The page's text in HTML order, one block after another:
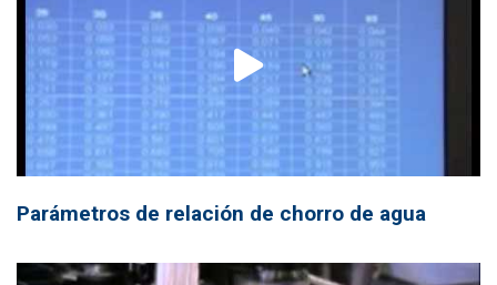
Parámetros de relación de chorro de agua